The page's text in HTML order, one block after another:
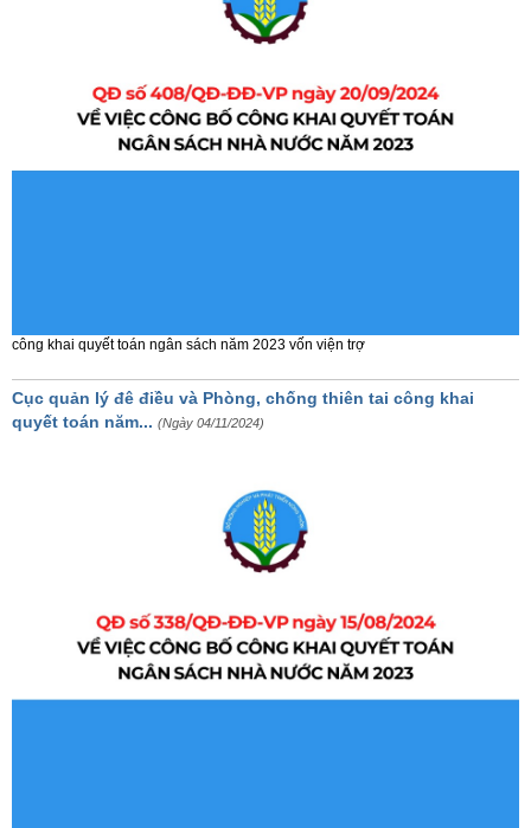
công khai quyết toán ngân sách năm 2023 vốn viện trợ
Cục quản lý đê điều và Phòng, chống thiên tai công khai
quyết toán năm... (Ngày 04/11/2024)